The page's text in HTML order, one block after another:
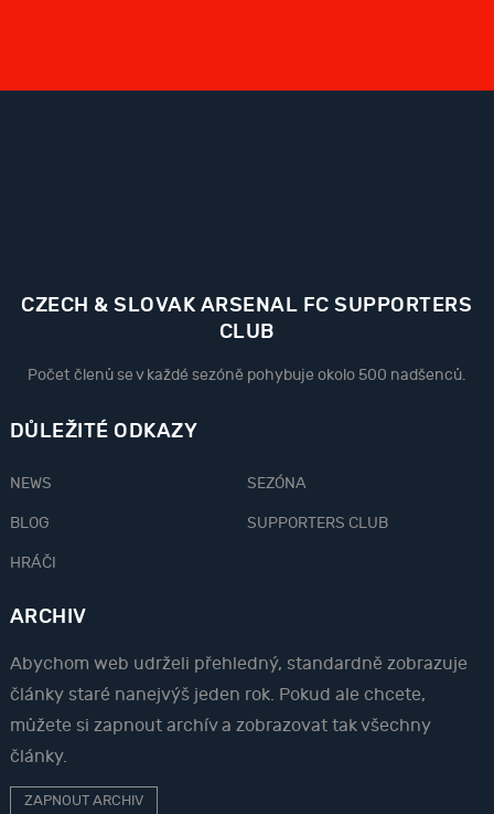
CZECH & SLOVAK ARSENAL FC SUPPORTERS
CLUB
Počet členů se v každé sezóně pohybuje okolo 500 nadšenců.
DŮLEŽITÉ ODKAZY
NEWS SEZÓNA
BLOG SUPPORTERS CLUB
HRÁČI
ARCHIV
Abychom web udrželi přehledný, standardně zobrazuje
články staré nanejvýš jeden rok. Pokud ale chcete,
můžete si zapnout archív a zobrazovat tak všechny
články.
ZAPNOUT ARCHIV